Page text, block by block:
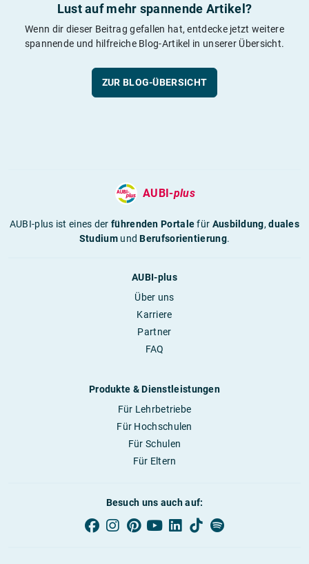
Lust auf mehr spannende Artikel?
Wenn dir dieser Beitrag gefallen hat, entdecke jetzt weitere
spannende und hilfreiche Blog-Artikel in unserer Übersicht.
ZUR BLOG-ÜBERSICHT
AUBI-plus
AUBI-plus ist eines derführenden Portalefür Ausbildung,duales
StudiumundBerufsorientierung.
AUBI-plus
Über uns
Karriere
Partner
FAQ
Produkte & Dienstleistungen
Für Lehrbetriebe
Für Hochschulen
Für Schulen
Für Eltern
Besuch uns auch auf: